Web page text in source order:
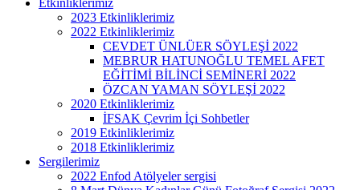
Etkinliklerimiz
2023 Etkinliklerimiz
2022 Etkinliklerimiz
CEVDET ÜNLÜER SÖYLEŞİ 2022
MEBRUR HATUNOĞLU TEMEL AFET
EĞİTİMİ BİLİNCİ SEMİNERİ 2022
ÖZCAN YAMAN SÖYLEŞİ 2022
2020 Etkinliklerimiz
İFSAK Çevrim İçi Sohbetler
2019 Etkinliklerimiz
2018 Etkinliklerimiz
Sergilerimiz
2022 Enfod Atölyeler sergisi